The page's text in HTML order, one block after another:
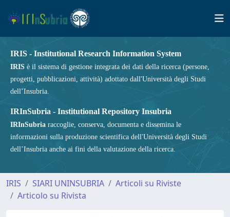
IRIS - Institutional Research Information System
IRIS è il sistema di gestione integrata dei dati della ricerca (persone,
progetti, pubblicazioni, attività) adottato dall'Università degli Studi
dell’Insubria.
IRInSubria - Institutional Repository Insubria
IRInSubria raccoglie, conserva, documenta e dissemina le
informazioni sulla produzione scientifica dell'Università degli Studi
dell’Insubria anche ai fini della valutazione della ricerca.
IRIS SIARI UNINSUBRIA
Articoli su Riviste
Articolo su Rivista